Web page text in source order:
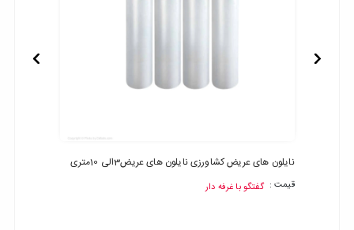
نایلون های عریض کشاورزی نایلون های عریض3الی 10متری
قیمت : گفتگو با غرفه دار